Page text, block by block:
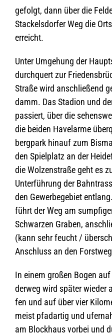
gefolgt, dann über die
Sta­ckels­dor­fer Weg die
erreicht.
Unter Umge­hung der
durch­quert zur
Straße wird anschlie­ßend
damm. Das Sta­dion und
pas­siert, über die
die bei­den Have­larme
berg­park hin­auf zum
den Spiel­platz an der
die Wol­zen­straße geht es
Unter­füh­rung der
den Gewer­be­ge­biet
führt der Weg am
Schwar­zen Gra­ben,
(kann sehr feucht /
Anschluss an den
In einem gro­ßen Bogen
der­weg wird spä­ter wie­der
fen und auf über vier
meist pfad­ar­tig und
am Block­haus vor­bei und